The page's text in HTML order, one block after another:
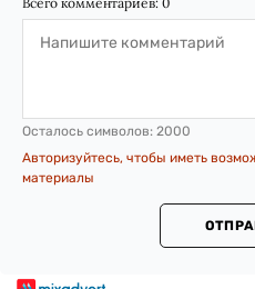
Осталось символов: 2000
Авторизуйтесь, чтобы иметь
материалы